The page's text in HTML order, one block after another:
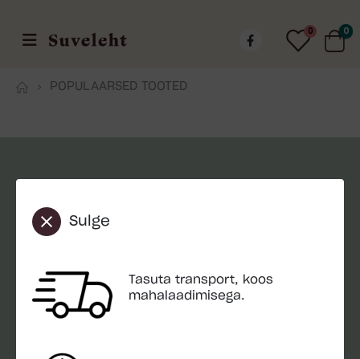
Sulge
Tasuta transport, koos
mahalaadimisega.
0 0
POPULAARSED TOOTED
Kohaletoimetamine
Garantii
Aiamaja hooldamine